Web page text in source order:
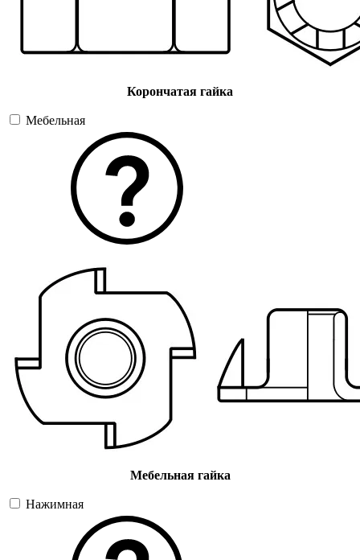
Корончатая гайка
Мебельная
Мебельная гайка
Нажимная